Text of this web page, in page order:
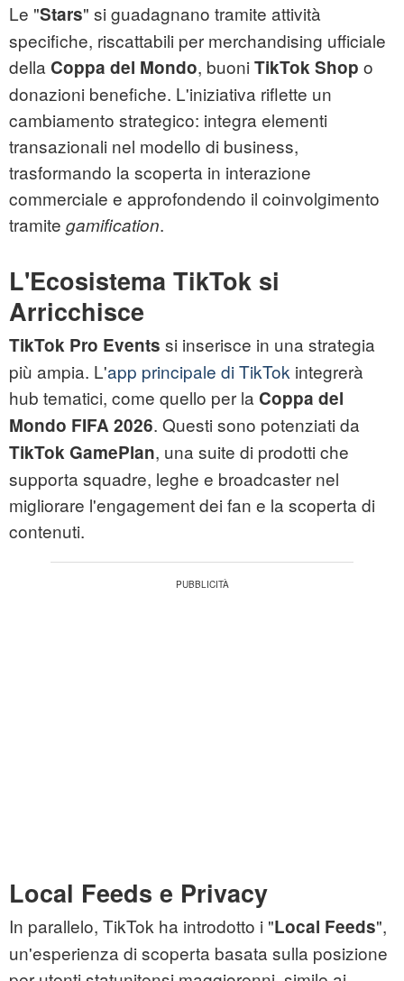
Le "Stars" si guadagnano tramite attività
specifiche, riscattabili per merchandising ufficiale
della Coppa del Mondo, buoni TikTok Shop o
donazioni benefiche. L'iniziativa riflette un
cambiamento strategico: integra elementi
transazionali nel modello di business,
trasformando la scoperta in interazione
commerciale e approfondendo il coinvolgimento
tramite gamification.
L'Ecosistema TikTok si
Arricchisce
TikTok Pro Events si inserisce in una strategia
più ampia. L'app principale di TikTok integrerà
hub tematici, come quello per la Coppa del
Mondo FIFA 2026. Questi sono potenziati da
TikTok GamePlan, una suite di prodotti che
supporta squadre, leghe e broadcaster nel
migliorare l'engagement dei fan e la scoperta di
contenuti.
Local Feeds e Privacy
In parallelo, TikTok ha introdotto i "Local Feeds",
un'esperienza di scoperta basata sulla posizione